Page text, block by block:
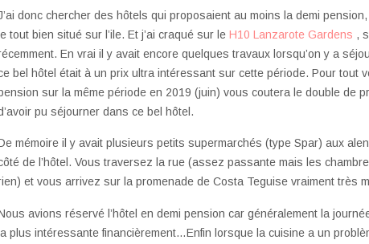
donc chercher des hôtels qui proposaient au moins la demi
le tout bien situé sur l’ile. Et j’ai craqué sur le H10 Lanzarote Gardens ,
En vrai il y avait encore quelques travaux lorsqu’on y a
bel hôtel était à un prix ultra intéressant sur cette période. Pour tout
sur la même période en 2019 (juin) vous coutera le double de
pu séjourner dans ce bel hôtel.
mémoire il y avait plusieurs petits supermarchés (type Spar) aux
de l’hôtel. Vous traversez la rue (assez passante mais les
et vous arrivez sur la promenade de Costa Teguise vraiment très
avions réservé l’hôtel en demi pension car généralement la
la plus intéressante financièrement…Enfin lorsque la cuisine a un